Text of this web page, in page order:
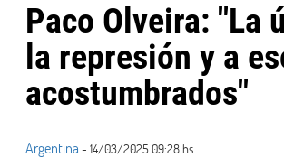
Paco Olveira: "La
la represión y a
acostumbrados"
Argentina - 14/03/2025 09:28 hs